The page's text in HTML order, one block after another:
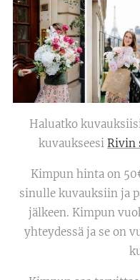
Haluatko
kuvaukseesi Rivin
Kimpun hinta on
sinulle kuvauksiin ja
jälkeen. Kimpun
yhteydessä ja se on